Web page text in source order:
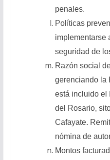
penales.
Políticas
implementarse
seguridad de
Razón social
gerenciando la
está incluido el
del Rosario,
Cafayate.
nómina de
Montos